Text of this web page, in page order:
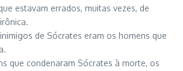
estavam errados, muitas vezes, de
de Sócrates eram os homens que
que condenaram Sócrates à morte, os